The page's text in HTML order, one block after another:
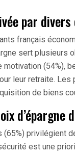
par
français
sert plusieurs
(54%),
leur retraite.
de biens
d’épargne
(65%) privilégient
est une